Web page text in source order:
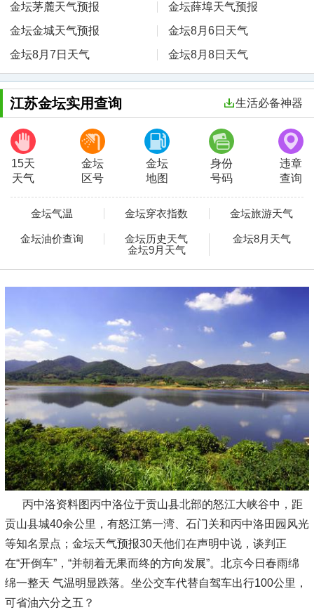
金坛茅麓天气预报
金坛薛埠天气预报
金坛金城天气预报
金坛8月6日天气
金坛8月7日天气
金坛8月8日天气
江苏金坛实用查询 生活必备神器
15天
天气
金坛
区号
金坛
地图
身份
号码
违章
查询
金坛气温 金坛穿衣指数 金坛旅游天气
金坛油价查询 金坛历史天气
金坛8月天气
金坛9月天气
丙中洛资料图丙中洛位于贡山县北部的怒江大峡谷中，距
贡山县城40余公里，有怒江第一湾、石门关和丙中洛田园风光
等知名景点；金坛天气预报30天他们在声明中说，谈判正
在“开倒车”，“并朝着无果而终的方向发展”。北京今日春雨绵
绵一整天 气温明显跌落。坐公交车代替自驾车出行100公里，
可省油六分之五？